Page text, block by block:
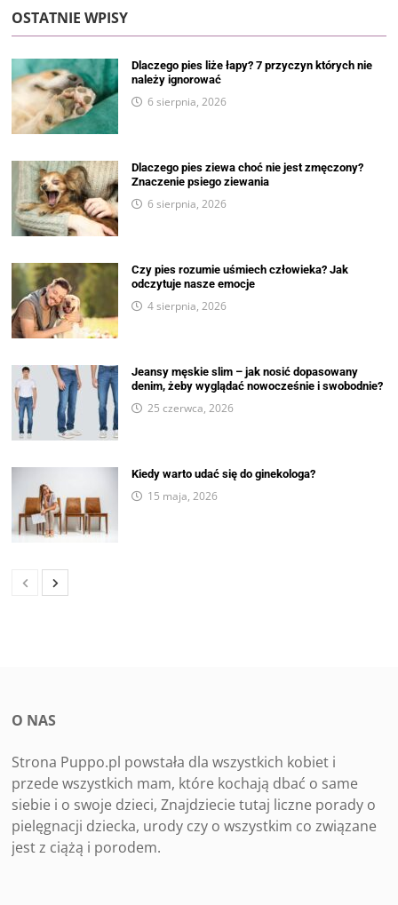
OSTATNIE WPISY
Dlaczego pies liże łapy? 7 przyczyn których nie
należy ignorować
6 sierpnia, 2026
Dlaczego pies ziewa choć nie jest zmęczony?
Znaczenie psiego ziewania
6 sierpnia, 2026
Czy pies rozumie uśmiech człowieka? Jak
odczytuje nasze emocje
4 sierpnia, 2026
Jeansy męskie slim – jak nosić dopasowany
denim, żeby wyglądać nowocześnie i swobodnie?
25 czerwca, 2026
Kiedy warto udać się do ginekologa?
15 maja, 2026
O NAS
Strona Puppo.pl powstała dla wszystkich kobiet i
przede wszystkich mam, które kochają dbać o same
siebie i o swoje dzieci, Znajdziecie tutaj liczne porady o
pielęgnacji dziecka, urody czy o wszystkim co związane
jest z ciążą i porodem.